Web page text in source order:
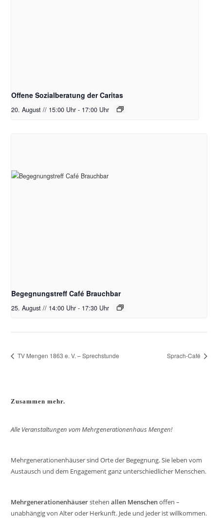
Offene Sozialberatung der Caritas
20. August // 15:00 Uhr - 17:00 Uhr
Begegnungstreff Café Brauchbar
25. August // 14:00 Uhr - 17:30 Uhr
TV Mengen 1863 e. V. – Sprechstunde Sprach-Café
Zusammen mehr.
Alle Veranstaltungen vom Mehrgenerationenhaus Mengen!
Mehrgenerationenhäuser sind Orte der Begegnung. Sie leben vom
Austausch und dem Engagement ganz unterschiedlicher Menschen.
Mehrgenerationenhäuserstehenallen Menschenoffen –
unabhängig von Alter oder Herkunft. Jede und jeder ist willkommen.